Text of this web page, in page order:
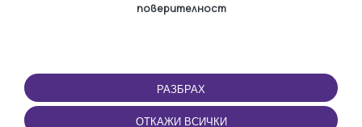
поверителност
РАЗБРАХ
ОТКАЖИ ВСИЧКИ
ПОЛЗВАНЕ
Правила и условия за
ползване
ПРИЛОЖЕНИЕТО